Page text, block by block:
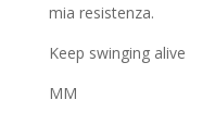
mia resistenza.
Keep swinging alive
MM